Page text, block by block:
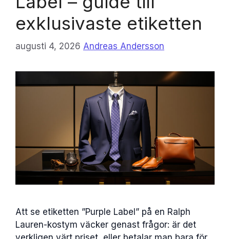
exklusivaste etiketten
augusti 4, 2026 Andreas Andersson
Att se etiketten ”Purple Label” på en Ralph
Lauren-kostym väcker genast frågor: är det